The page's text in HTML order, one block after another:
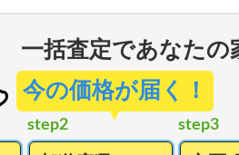
一括査定であなたの
今の価格が届く！
step2 step3